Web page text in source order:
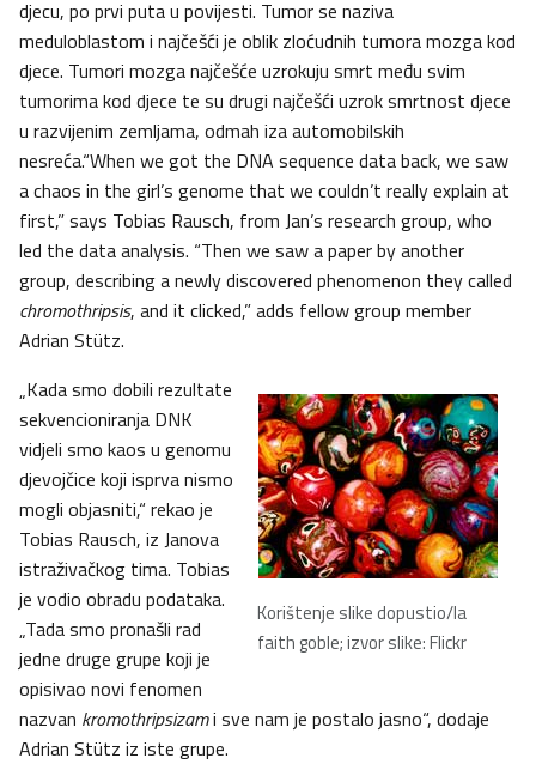
djecu, po prvi puta u povijesti. Tumor se naziva
meduloblastom i najčešći je oblik zloćudnih tumora mozga kod
djece. Tumori mozga najčešće uzrokuju smrt među svim
tumorima kod djece te su drugi najčešći uzrok smrtnost djece
u razvijenim zemljama, odmah iza automobilskih
nesreća.“When we got the DNA sequence data back, we saw
a chaos in the girl’s genome that we couldn’t really explain at
first,” says Tobias Rausch, from Jan’s research group, who
led the data analysis. “Then we saw a paper by another
group, describing a newly discovered phenomenon they called
chromothripsis, and it clicked,” adds fellow group member
Adrian Stütz.
Korištenje slike dopustio/la
faith goble; izvor slike: Flickr
„Kada smo dobili rezultate
sekvencioniranja DNK
vidjeli smo kaos u genomu
djevojčice koji isprva nismo
mogli objasniti,“ rekao je
Tobias Rausch, iz Janova
istraživačkog tima. Tobias
je vodio obradu podataka.
„Tada smo pronašli rad
jedne druge grupe koji je
opisivao novi fenomen
nazvan kromothripsizami sve nam je postalo jasno“, dodaje
Adrian Stütz iz iste grupe.